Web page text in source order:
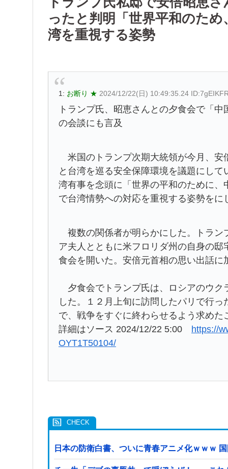
ったと判明「世界平和のた
湾を重視する姿勢
1: お断り ★ 2024/12/22(日) 10:49:35.24
トランプ氏、昭恵さんとの夕食会で「
の会談にも言及
米国のトランプ次期大統領が今月、安
と台湾を巡る安全保障環境を議題にし
湾有事を念頭に「世界の平和のために
で台湾情勢への対応を重視する姿勢をに
複数の関係者が明らかにした。トラン
ア夫人とともに米フロリダ州の自身の
食会を開いた。安倍元首相の思い出話
夕食会でトランプ氏は、ロシアのウク
した。１２月上旬に訪問したパリで行
で、戦争をすぐに終わらせるよう求めた
詳細はソース 2024/12/22 5:00 https://
OYT1T50104/
日本の防衛白書、ついに青春アニメ化ｗｗｗ